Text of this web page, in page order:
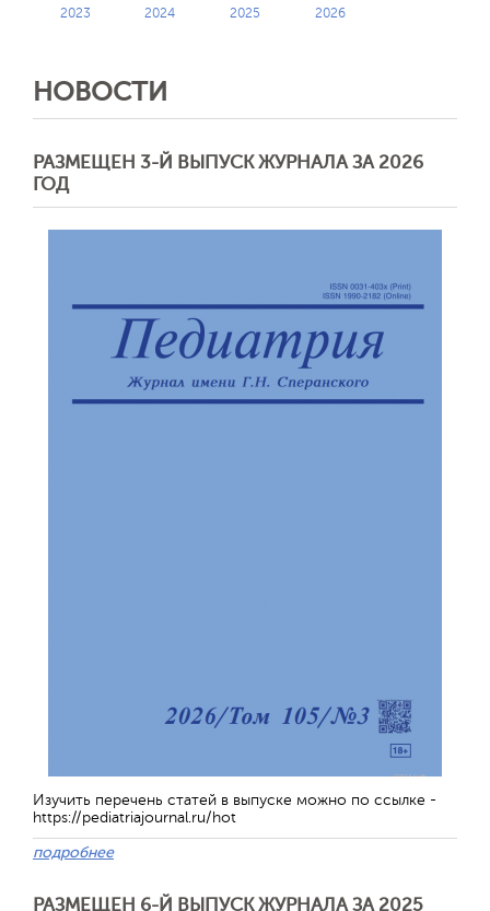
2023 2024 2025 2026
НОВОСТИ
РАЗМЕЩЕН 3-Й ВЫПУСК ЖУРНАЛА ЗА 2026
ГОД
Изучить перечень статей в выпуске можно по ссылке -
https://pediatriajournal.ru/hot
подробнее
РАЗМЕЩЕН 6-Й ВЫПУСК ЖУРНАЛА ЗА 2025